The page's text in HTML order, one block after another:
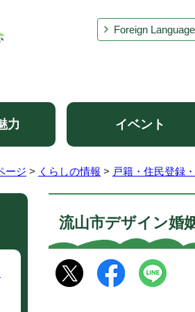
Foreign
力 イベント
ージ > くらしの情報 > 戸籍・住民登録
流山市デザイン婚